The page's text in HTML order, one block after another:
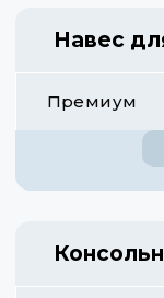
Навес
Премиум